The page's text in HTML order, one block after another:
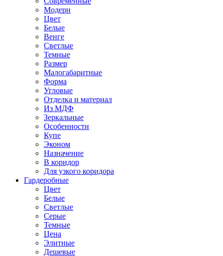
Модерн
Цвет
Белые
Венге
Светлые
Темные
Размер
Малогабаритные
Форма
Угловые
Отделка и материал
Из МДФ
Зеркальные
Особенности
Купе
Эконом
Назначение
В коридор
Для узкого коридора
Гардеробные
Цвет
Белые
Светлые
Серые
Темные
Цена
Элитные
Дешевые